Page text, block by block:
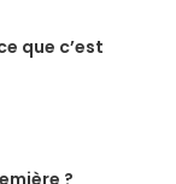
que c’est
?